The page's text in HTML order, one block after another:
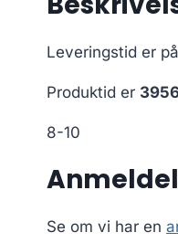
Leveringstid er
Produktid er
8-10
Se om vi har en